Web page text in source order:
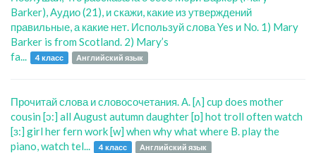
Barker), Аудио (21), и скажи, какие из утверждений
правильные, а какие нет. Используй слова Yes и Nо. 1) Mary
Barker is from Scotland. 2) Mary’s
fa...
4 класс Английский язык
Прочитай слова и словосочетания. А. [ʌ] cup does mother
cousin [ɔ:] all August autumn daughter [ɒ] hot troll often watch
[ɜ:] girl her fern work [w] when why what where B. play the
piano, watch tel...
4 класс Английский язык